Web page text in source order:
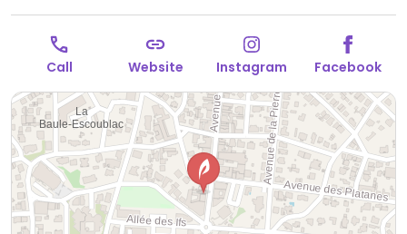
Call Website Instagram Facebook